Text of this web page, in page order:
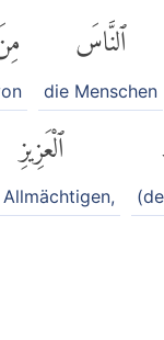
ٱلنَّاسَ
die Menschen
ٱلْعَزِيزِ